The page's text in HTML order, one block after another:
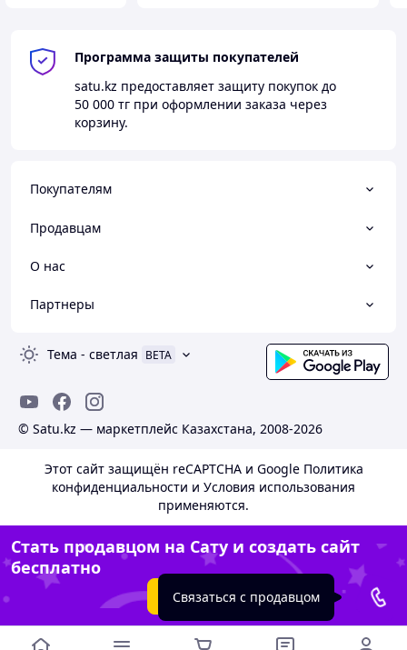
Программа защиты покупателей
satu.kz предоставляет защиту покупок до
50 000 тг при оформлении заказа через
корзину.
Покупателям
Продавцам
О нас
Партнеры
Тема - светлая BETA
© Satu.kz — маркетплейс Казахстана, 2008-2026
Этот сайт защищён reCAPTCHA и Google Политика
конфиденциальности и Условия использования
применяются.
Стать продавцом на Сату и создать сайт
бесплатно
Создать сайт
Связаться с продавцом